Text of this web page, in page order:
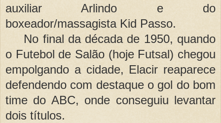
auxiliar Arlindo e do
boxeador/massagista Kid Passo.
No final da década de 1950, quando
o Futebol de Salão (hoje Futsal) chegou
empolgando a cidade, Elacir reaparece
defendendo com destaque o gol do bom
time do ABC, onde conseguiu levantar
dois títulos.